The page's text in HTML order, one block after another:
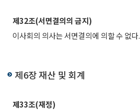
제32조(서면결의의 금지)
이사회의 의사는 서면결의에 의할 수 없다.
제6장 재산 및 회계
제33조(재정)